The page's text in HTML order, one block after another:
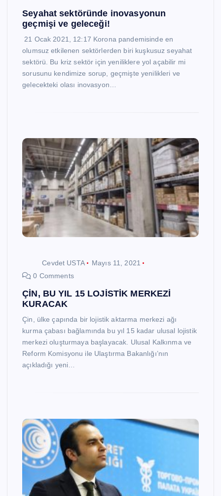
Seyahat sektöründe inovasyonun
geçmişi ve geleceği!
21 Ocak 2021, 12:17 Korona pandemisinde en
olumsuz etkilenen sektörlerden biri kuşkusuz seyahat
sektörü. Bu kriz sektör için yeniliklere yol açabilir mi
sorusunu kendimize sorup, geçmişte yenilikleri ve
gelecekteki olası inovasyon…
Cevdet USTA
Mayıs 11, 2021
0 Comments
ÇİN, BU YIL 15 LOJİSTİK MERKEZİ
KURACAK
Çin, ülke çapında bir lojistik aktarma merkezi ağı
kurma çabası bağlamında bu yıl 15 kadar ulusal lojistik
merkezi oluşturmaya başlayacak. Ulusal Kalkınma ve
Reform Komisyonu ile Ulaştırma Bakanlığı’nın
açıkladığı yeni…